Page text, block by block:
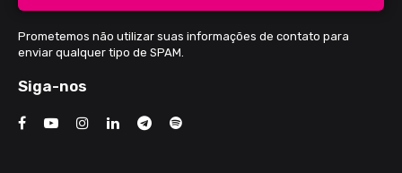
Prometemos não utilizar suas informações de contato para
enviar qualquer tipo de SPAM.
Siga-nos